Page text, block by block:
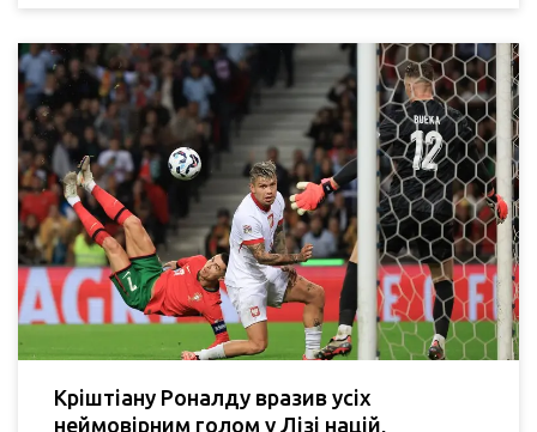
Кріштіану Роналду вразив усіх
неймовірним голом у Лізі націй,